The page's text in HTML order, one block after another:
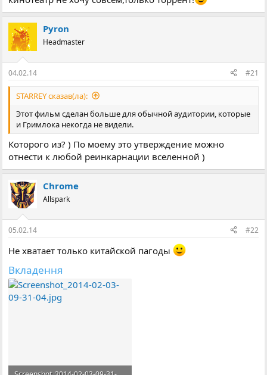
Pyron
Headmaster
04.02.14 #21
STARREY сказав(ла):
Этот фильм сделан больше для обычной аудитории, которые
и Гримлока некогда не видели.
Которого из? ) По моему это утверждение можно
отнести к любой реинкарнации вселенной )
Chrome
Allspark
05.02.14 #22
Не хватает только китайской пагоды
Вкладення